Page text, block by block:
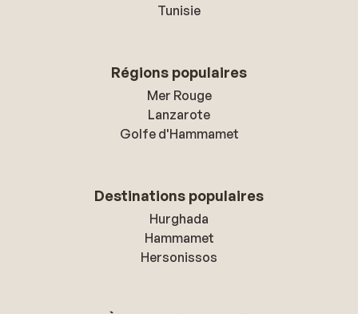
Tunisie
Régions populaires
Mer Rouge
Lanzarote
Golfe d'Hammamet
Destinations populaires
Hurghada
Hammamet
Hersonissos